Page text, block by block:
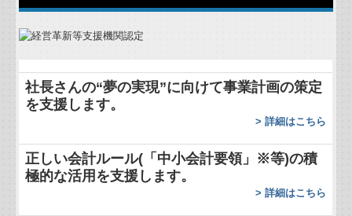
交通案内
業務案内
リンク集
社長さんの“夢の実現”に向けて事業計画の策定
を支援します。
>詳細はこちら
正しい会計ルール(「中小会計要領」※等)の積
極的な活用を支援します。
>詳細はこちら